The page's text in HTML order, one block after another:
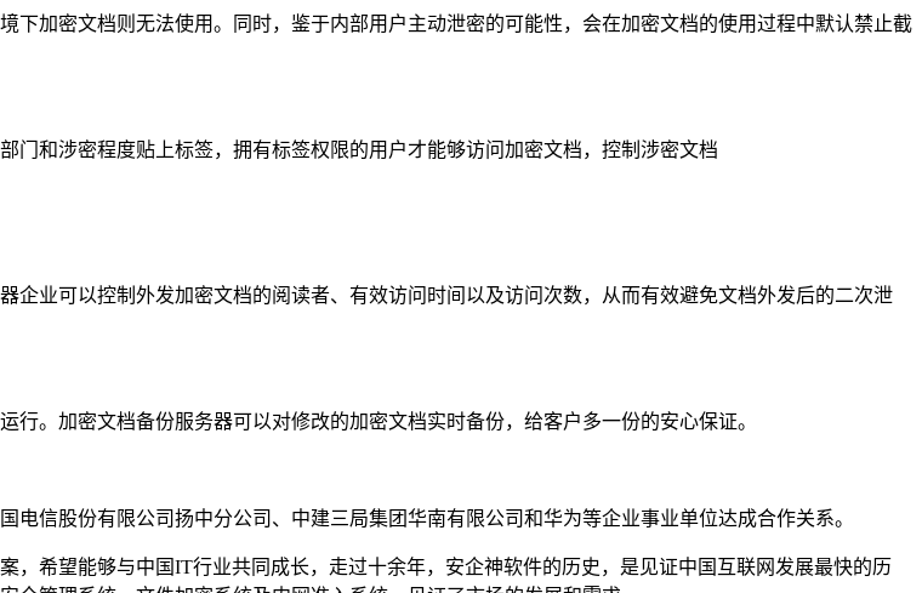
加密文档则无法使用。同时，鉴于内部用户主动泄密的可能性，会在加密文档的使用过程中默认禁止截
和涉密程度贴上标签，拥有标签权限的用户才能够访问加密文档，控制涉密文档
业可以控制外发加密文档的阅读者、有效访问时间以及访问次数，从而有效避免文档外发后的二次泄
。加密文档备份服务器可以对修改的加密文档实时备份，给客户多一份的安心保证。
信股份有限公司扬中分公司、中建三局集团华南有限公司和华为等企业事业单位达成合作关系。
希望能够与中国IT行业共同成长，走过十余年，安企神软件的历史，是见证中国互联网发展最快的历